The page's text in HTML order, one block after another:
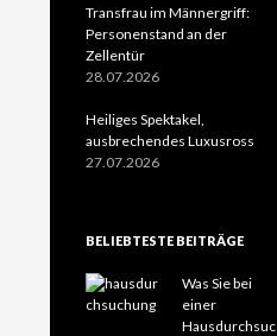
Transfrau im Männergriff:
Personenstand an der
Zellentür
28.07.2026
Heiliges Spektakel,
ausbrechendes Luxusross
27.07.2026
BELIEBTESTE BEITRÄGE
Was Sie bei
einer
Hausdurchsuc